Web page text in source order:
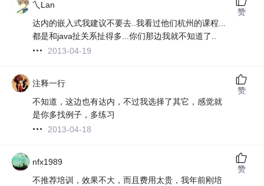
乀Lan
达内的嵌入式我建议不要去..我看过他们杭州的课程...
都是和java扯关系扯得多...你们那边我就不知道了..
2013-04-19
赞
注释一行
不知道，这边也有达内，不过我选择了其它，感觉就
是你多找例子，多练习
2013-04-18
赞
nfx1989
不推荐培训，效果不大，而且费用太贵，我年前刚培
赞